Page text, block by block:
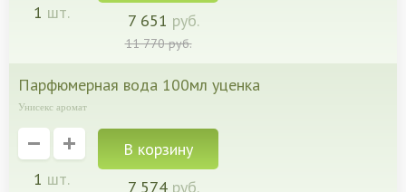
1 шт. 7 651 руб.
11 770руб.
парфюмерная вода 100мл уценка
Унисекс аромат
1 шт. 7 574 руб.